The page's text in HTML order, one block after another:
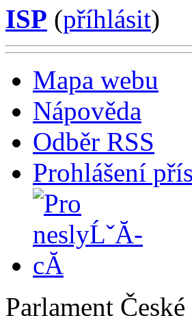
ISP (příhlásit)
Mapa webu
Nápověda
Odběr RSS
Prohlášení
Parlament